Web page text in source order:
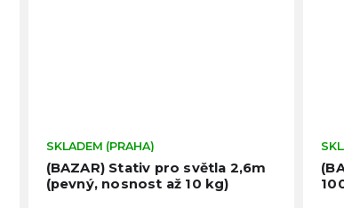
Průměrné
hodnocení
produktu
(BAZAR) Stativ pro světla 2,6m
(pevný, nosnost až 10 kg)
Průměrné
hodnocení
produktu
SKLADEM (PRAHA)